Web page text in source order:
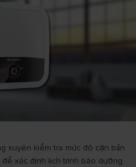
xuyên kiểm tra mức độ cặn bẩn
xác định lịch trình bảo dưỡng.